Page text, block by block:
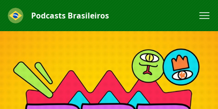
Podcasts Brasileiros